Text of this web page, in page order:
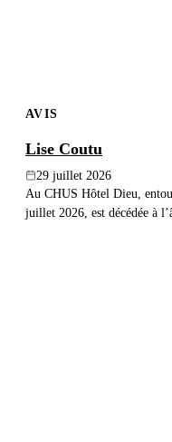
AVIS
Lise Coutu
29 juillet 2026
Au CHUS Hôtel Dieu,
juillet 2026, est décédée à